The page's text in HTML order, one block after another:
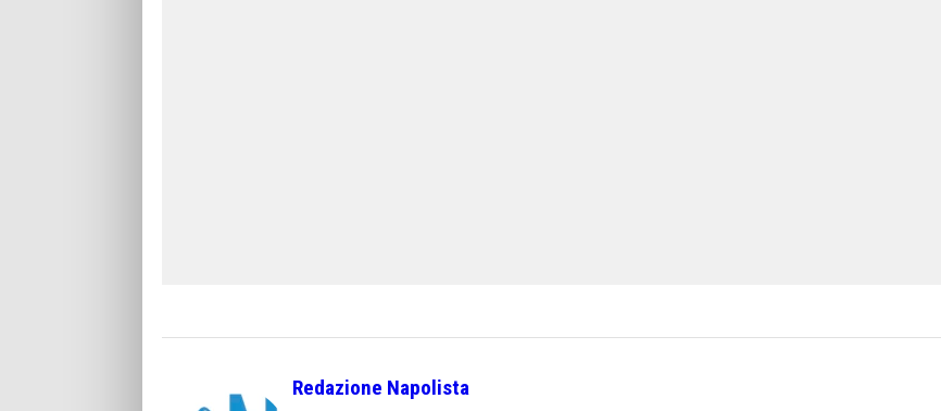
Redazione Napolista